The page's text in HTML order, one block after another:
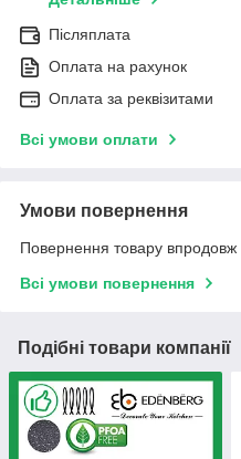
Післяплата
Оплата на рахунок
Оплата за реквізитами
Всі умови оплати
Умови повернення
Повернення товару впродовж
Всі умови повернення
Подібні товари компанії